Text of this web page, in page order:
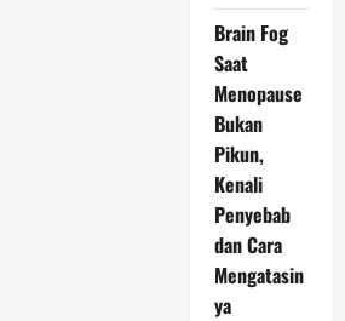
Brain Fog
Saat
Menopause
Bukan
Pikun,
Kenali
Penyebab
dan Cara
Mengatasin
ya